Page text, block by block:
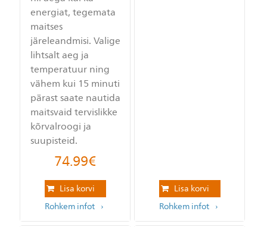
energiat, tegemata
maitses
järeleandmisi. Valige
lihtsalt aeg ja
temperatuur ning
vähem kui 15 minuti
pärast saate nautida
maitsvaid tervislikke
kõrvalroogi ja
suupisteid.
74.99€
Lisa korvi
Rohkem infot
Lisa korvi
Rohkem infot